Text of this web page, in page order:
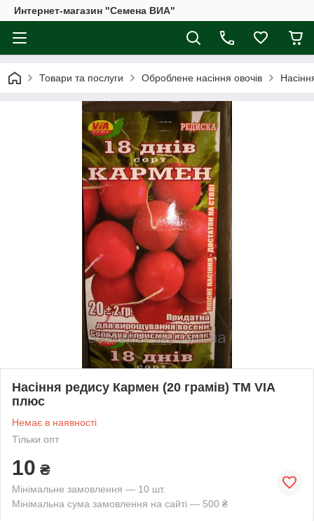
Интернет-магазин "Семена ВИА"
Товари та послуги Оброблене насіння овочів
Насіння редису Кармен (20 грамів) ТМ VIA
плюс
Немає в наявності
Тільки опт
10 ₴
Мінімальне замовлення — 10 шт.
Мінімальна сума замовлення на сайті — 500 ₴